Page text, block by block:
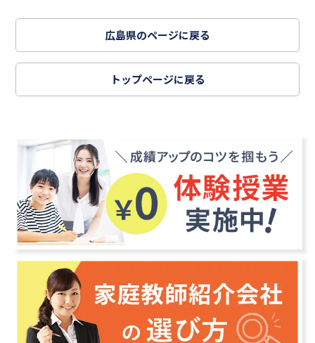
広島県のページに戻る
トップページに戻る